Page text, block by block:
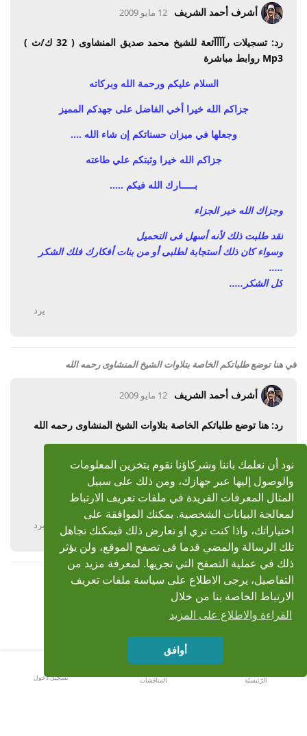
نود أن نعلمك باننا وشركاؤنا نقوم بتخزين المعلومات
والوصول إليها عبر جهازك، ومن ذلك على سبيل
المثال المعرفات الفريدة في ملفات تعريف الارتباط
لمعالجة البيانات الشخصية. يمكنك الموافقة على
اختياراتك، واذا كنت تري او تعارض ذلك فيمكنك تجاهل
تلك الرسالة والمضي قدما فى تصفح الموقع، ولن يؤثر
ذلك في عملية التصفح التي تجريها. لمعرفة مزيد من
التفاصيل، يرجى الاطلاع على سياسة ملفات تعريف
الارتباط الخاصة بنا من خلال
القراءة والاطلاع على المزيد
أوافق
أشرف أحمد الشريف 12 مايو 2009
رد: تسجيلات رآآآآئعة للشيخ محمد صديق المنشاوى ( 32 ك/ث )
Mp3 روابط مباشرة
السلام عليكم ورحمة الله وبركاته
جزاكم الله خيرا أخي الفاضل على جهدكم المميز
وجعلها في ميزان حسناتكم إن شاء الله ....
جزاكم الله خيرا وثبتكم علي طاعته
بـــــارك الله فيكم .....
وجزاك الله خير الجزاء
لقد طلبت ذلك لأنه أسهل فى التحميل
وسواء كان ذلك أستجابة لطلبى أو من بنات أفكارك فلك الشكر
.....
كل الشكر.....
يرد
في هنا توضع طلباتكم الخاصة بتلاوات الشيخ المنشاوى رحمه الله
أشرف أحمد الشريف 12 مايو 2009
رد: هنا توضع طلباتكم الخاصة بتلاوات الشيخ المنشاوى رحمه الله
برجاء البحث عن تسجيل خارجى لسورة الكهف
تلاوة شيخنا محمد صديق المنشاوى
رحمه الله
يرد
عرض المزيد
الرّئيسيّة المناقشات تسجيل دخول